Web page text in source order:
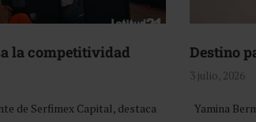
la competitividad
de Serfimex Capital, destaca
Destino
3 julio, 2026
Yamina